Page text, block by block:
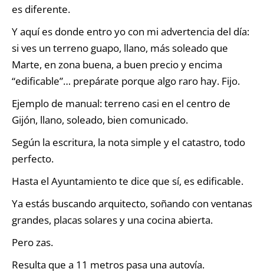
es diferente.
Y aquí es donde entro yo con mi advertencia del día:
si ves un terreno guapo, llano, más soleado que
Marte, en zona buena, a buen precio y encima
“edificable”… prepárate porque algo raro hay. Fijo.
Ejemplo de manual: terreno casi en el centro de
Gijón, llano, soleado, bien comunicado.
Según la escritura, la nota simple y el catastro, todo
perfecto.
Hasta el Ayuntamiento te dice que sí, es edificable.
Ya estás buscando arquitecto, soñando con ventanas
grandes, placas solares y una cocina abierta.
Pero zas.
Resulta que a 11 metros pasa una autovía.